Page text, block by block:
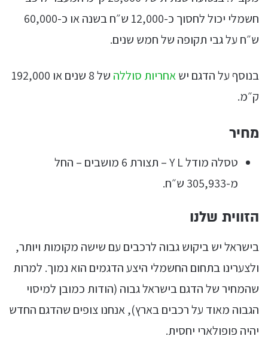
חשמלי יכול לחסוך כ-12,000 ש״ח בשנה או כ-60,000
ש״ח על גבי תקופה של חמש שנים.
בנוסף על הדגם ישאחריות סוללה
של 8 שנים או 192,000
ק״מ.
מחיר
טסלה מודל Y L – תצורת 6 מושבים – החל
מ-305,933 ש״ח.
הזווית שלנו
בישראל יש ביקוש גבוה לרכבים עם שישה מקומות ויותר,
ולצערינו בתחום החשמלי היצע הדגמים הוא נמוך. למרות
שהמחיר של הדגם בישראל גבוה (הודות כמובן למיסוי
הגבוה מאוד על רכבים בארץ), אנחנו צופים שהדגם החדש
יהיה פופולארי יחסית.